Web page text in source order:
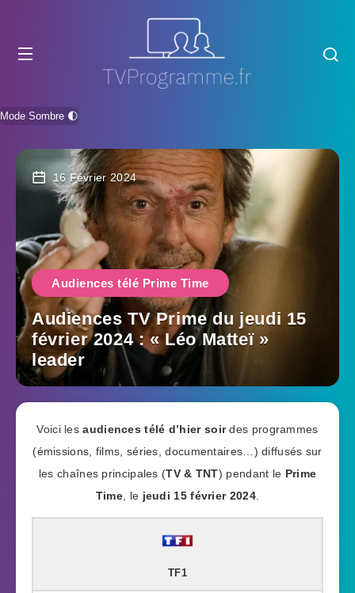
Mode Sombre 🌓
16 Février 2024
Audiences télé Prime Time
Audiences TV Prime du jeudi 15
février 2024 : « Léo Matteï »
leader
Voici lesaudiences télé d’hier soirdes programmes
(émissions, films, séries, documentaires…) diffusés sur
les chaînes principales (TV & TNT) pendant le Prime
Time , le jeudi 15 février 2024.
TF1